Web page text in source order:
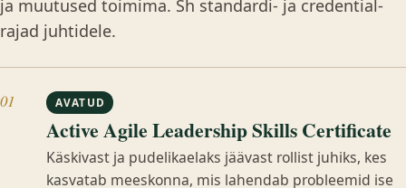
ja muutused toimima. Sh standardi- ja credential-
rajad juhtidele.
01 AVATUD
Active Agile Leadership Skills Certificate
Käskivast ja pudelikaelaks jäävast rollist juhiks, kes
kasvatab meeskonna, mis lahendab probleemid ise